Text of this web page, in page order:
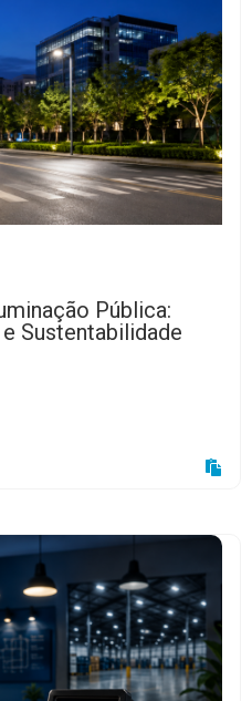
Pública:
Sustentabilidade